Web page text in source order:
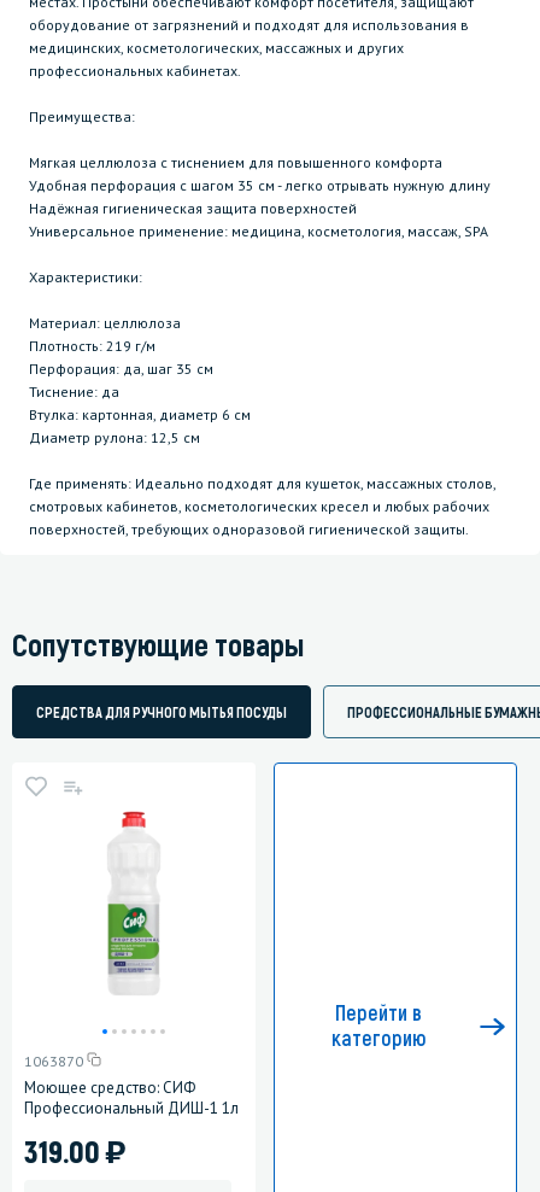
оборудование от загрязнений и подходят для использования в
медицинских, косметологических, массажных и других
профессиональных кабинетах.
Преимущества:
Мягкая целлюлоза с тиснением для повышенного комфорта
Удобная перфорация с шагом 35 см - легко отрывать нужную длину
Надёжная гигиеническая защита поверхностей
Универсальное применение: медицина, косметология, массаж, SPA
Характеристики:
Материал: целлюлоза
Плотность: 219 г/м
Перфорация: да, шаг 35 см
Тиснение: да
Втулка: картонная, диаметр 6 см
Диаметр рулона: 12,5 см
Где применять: Идеально подходят для кушеток, массажных столов,
смотровых кабинетов, косметологических кресел и любых рабочих
поверхностей, требующих одноразовой гигиенической защиты.
Сопутствующие товары
СРЕДСТВА ДЛЯ РУЧНОГО МЫТЬЯ ПОСУДЫ ПРОФЕССИОНАЛЬНЫЕ
1063870
Моющее средство: СИФ
Профессиональный ДИШ-1 1л
319.00)
Перейти в
категорию